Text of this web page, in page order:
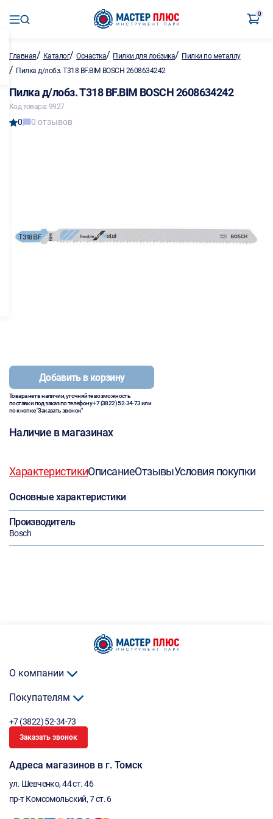
0
Главная/ Каталог/Оснастка/ Пилки для лобзика/ Пилки по металлу
/ Пилка д/лобз. T318 BF.BIM BOSCH 2608634242
Пилка д/лобз. T318 BF.BIM BOSCH 2608634242
Код товара: 9927
0 0 отзывов
Добавить в корзину
Товара нет в наличии, уточняйте возможность
поставки под заказ по телефону+7 (3822) 52-34-73или
по кнопке "Заказать звонок"
Наличие в магазинах
ХарактеристикиОписаниеОтзывыУсловия покупки
Основные характеристики
Производитель
Bosch
О компании
Покупателям
+7 (3822) 52-34-73
Заказать звонок
Адреса магазинов в г. Томск
ул. Шевченко, 44 ст. 46
пр-т Комсомольский, 7 ст. 6